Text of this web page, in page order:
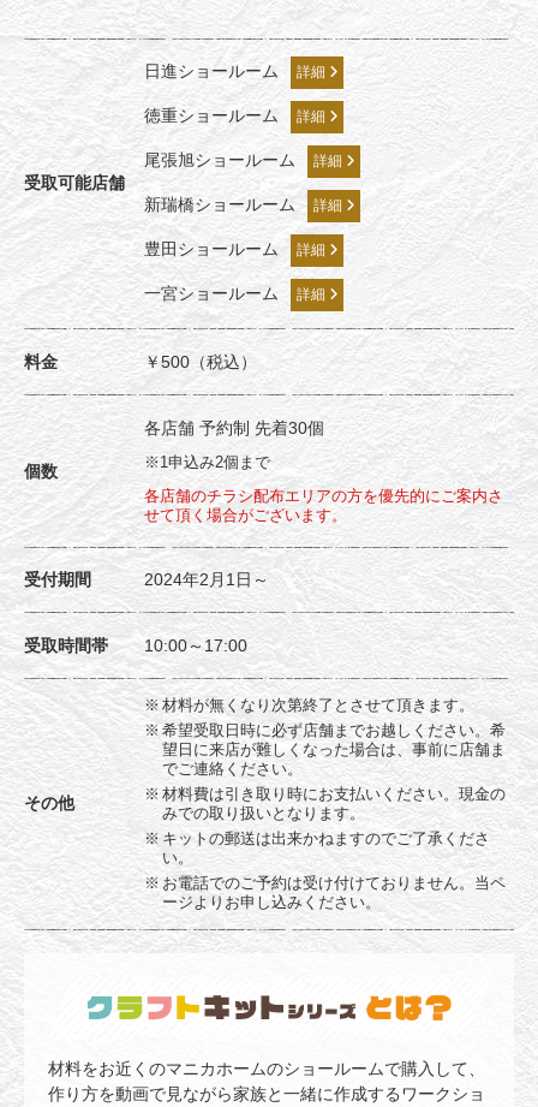
受取可能店舗
日進ショールーム 詳細
徳重ショールーム 詳細
尾張旭ショールーム 詳細
新瑞橋ショールーム 詳細
豊田ショールーム 詳細
一宮ショールーム 詳細
料金 ￥500（税込）
個数
各店舗 予約制 先着30個
※1申込み2個まで
各店舗のチラシ配布エリアの方を優先的にご案内さ
せて頂く場合がございます。
受付期間 2024年2月1日～
受取時間帯 10:00～17:00
その他
材料が無くなり次第終了とさせて頂きます。
希望受取日時に必ず店舗までお越しください。希
望日に来店が難しくなった場合は、事前に店舗ま
でご連絡ください。
材料費は引き取り時にお支払いください。現金の
みでの取り扱いとなります。
キットの郵送は出来かねますのでご了承くださ
い。
お電話でのご予約は受け付けておりません。当ペ
ージよりお申し込みください。
材料をお近くのマニカホームのショールームで購入して、
作り方を動画で見ながら家族と一緒に作成するワークショ